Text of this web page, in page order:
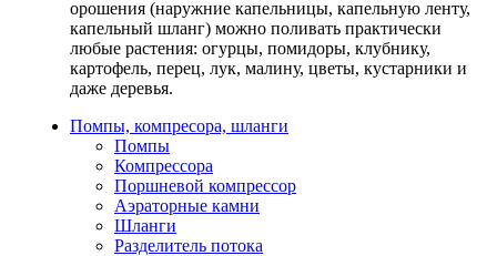
орошения (наружние капельницы, капельную ленту,
капельный шланг) можно поливать практически
любые растения: огурцы, помидоры, клубнику,
картофель, перец, лук, малину, цветы, кустарники и
даже деревья.
Помпы, компресора, шланги
Помпы
Компрессора
Поршневой компрессор
Аэраторные камни
Шланги
Разделитель потока